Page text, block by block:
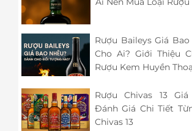
Rượu Baileys Giá
Cho Ai? Giới Thiệu
Rượu Kem Huyền
Rượu Chivas 13
Đánh Giá Chi Tiết
Chivas 13